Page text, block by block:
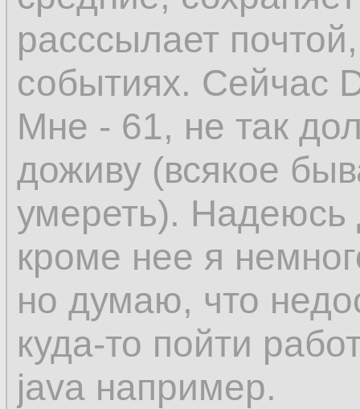
расссылает
событиях. Сейчас
Мне - 61, не так
доживу (всякое
умереть). Надеюсь
кроме нее я
но думаю, что
куда-то пойти
java например.